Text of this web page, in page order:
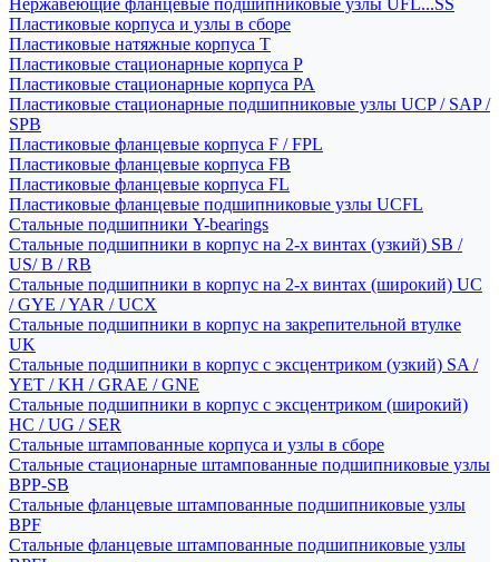
Нержавеющие фланцевые подшипниковые узлы UFL...SS
Пластиковые корпуса и узлы в сборе
Пластиковые натяжные корпуса T
Пластиковые стационарные корпуса P
Пластиковые стационарные корпуса PA
Пластиковые стационарные подшипниковые узлы UCP / SAP /
SPB
Пластиковые фланцевые корпуса F / FPL
Пластиковые фланцевые корпуса FB
Пластиковые фланцевые корпуса FL
Пластиковые фланцевые подшипниковые узлы UCFL
Стальные подшипники Y-bearings
Стальные подшипники в корпус на 2-х винтах (узкий) SB /
US/ B / RB
Стальные подшипники в корпус на 2-х винтах (широкий) UC
/ GYE / YAR / UCX
Стальные подшипники в корпус на закрепительной втулке
UK
Стальные подшипники в корпус с эксцентриком (узкий) SA /
YET / KH / GRAE / GNE
Стальные подшипники в корпус с эксцентриком (широкий)
HC / UG / SER
Стальные штампованные корпуса и узлы в сборе
Стальные стационарные штампованные подшипниковые узлы
BPP-SB
Стальные фланцевые штампованные подшипниковые узлы
BPF
Стальные фланцевые штампованные подшипниковые узлы